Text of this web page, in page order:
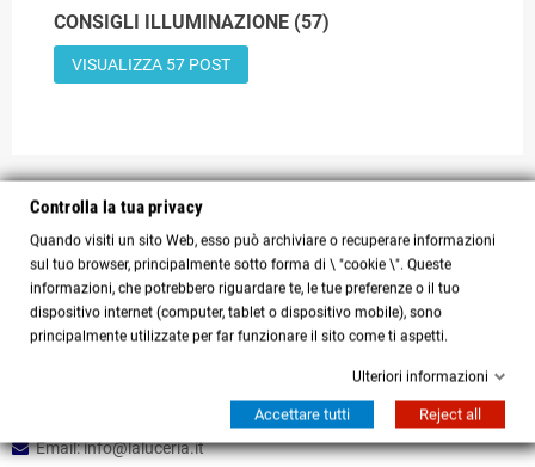
CONSIGLI ILLUMINAZIONE (57)
VISUALIZZA 57 POST
Email: info@laluceria.it
Controlla la tua privacy
Quando visiti un sito Web, esso può archiviare o recuperare informazioni
sul tuo browser, principalmente sotto forma di \ "cookie \". Queste
informazioni, che potrebbero riguardare te, le tue preferenze o il tuo
dispositivo internet (computer, tablet o dispositivo mobile), sono
principalmente utilizzate per far funzionare il sito come ti aspetti.
Ulteriori informazioni
Accettare tutti Reject all